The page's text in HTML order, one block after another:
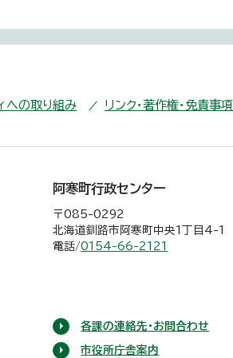
への取り組み リンク・著作権・免責事項
阿寒町行政センター
〒085-0292
北海道釧路市阿寒町中央1丁目4-1
電話/0154-66-2121
各課の連絡先・お問合わせ
市役所庁舎案内